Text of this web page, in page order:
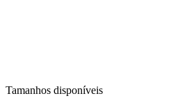
Tamanhos disponíveis